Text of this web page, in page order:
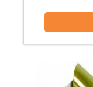
da
de